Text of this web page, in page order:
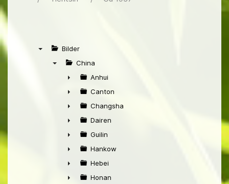
Bilder
China
►
Anhui
►
Canton
►
Changsha
►
Dairen
►
Guilin
►
Hankow
►
Hebei
Honan